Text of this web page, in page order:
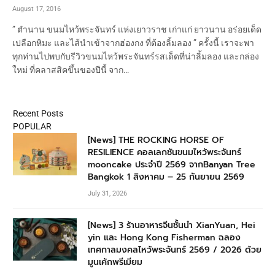
August 17, 2016
” ตำนาน ขนมไหว้พระจันทร์ แห่งเยาวราช เก่าแก่ ยาวนาน อร่อยเด็ด
เปลือกหิมะ และไส้นำเข้าจากฮ่องกง ที่ต้องลิ้มลอง ” ครั้งนี้ เราจะพา
ทุกท่านไปพบกับรีวิวขนมไหว้พระจันทร์รสเด็ดที่น่าลิ้มลอง และกล่อง
ใหม่ ที่คลาสสิคขึ้นของปีนี้ จาก…
Recent Posts
POPULAR
[News] THE ROCKING HORSE OF
RESILIENCE คอลเลกชันขนมไหว้พระจันทร์
mooncake ประจำปี 2569 จากBanyan Tree
Bangkok 1 สิงหาคม – 25 กันยายน 2569
July 31, 2026
[News] 3 ร้านอาหารจีนชั้นนำ XianYuan, Hei
yin และ Hong Kong Fisherman ฉลอง
เทศกาลมงคลไหว้พระจันทร์ 2569 / 2026 ด้วย
มูนเค้กพรีเมียม